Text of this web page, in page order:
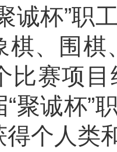
诚杯”职
棋、围棋
比赛项
“聚诚杯”
得个人类